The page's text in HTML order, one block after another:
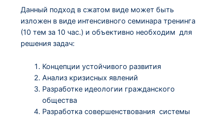
Данный подход в сжатом виде может быть
изложен в виде интенсивного семинара тренинга
(10 тем за 10 час.) и объективно необходим для
решения задач:
Концепции устойчивого развития
Анализ кризисных явлений
Разработке идеологии гражданского
общества
Разработка совершенствования системы